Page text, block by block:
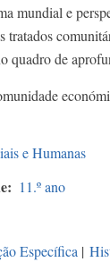
mundial e
tratados
quadro de
e Humanas
11.º ano
Específica |